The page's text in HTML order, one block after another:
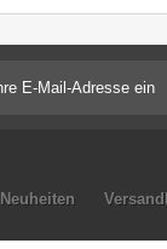
Neuheiten